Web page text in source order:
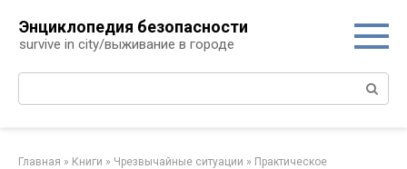
контенту
Энциклопедия безопасности
survive in city/выживание в городе
Поиск:
Главная » Книги » Чрезвычайные ситуации » Практическое